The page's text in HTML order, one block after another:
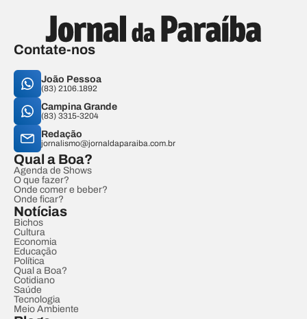
Contate-nos
João Pessoa
(83) 2106.1892
Campina Grande
(83) 3315-3204
Redação
jornalismo@jornaldaparaiba.com.br
Qual a Boa?
Agenda de Shows
O que fazer?
Onde comer e beber?
Onde ficar?
Notícias
Bichos
Cultura
Economia
Educação
Política
Qual a Boa?
Cotidiano
Saúde
Tecnologia
Meio Ambiente